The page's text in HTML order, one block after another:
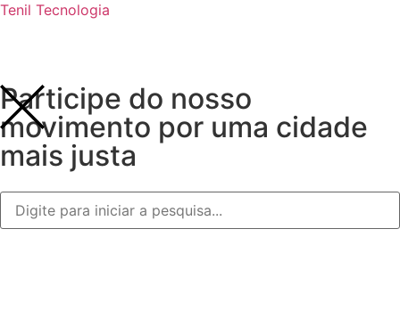
Tenil Tecnologia
Participe do nosso
movimento por uma cidade
mais justa